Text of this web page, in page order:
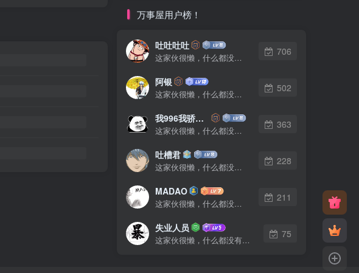
万事屋用户榜！
吐吐吐吐
这家伙很懒，什么都没有写...
706
阿银
这家伙很懒，什么都没有写...
502
我996我骄傲了么
这家伙很懒，什么都没有写...
363
吐槽君
这家伙很懒，什么都没有写...
228
MADAO
这家伙很懒，什么都没有写...
211
失业人员
这家伙很懒，什么都没有写...
75